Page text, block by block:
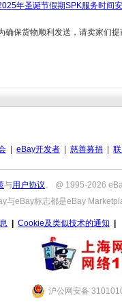
年圣诞节假期SPK服务时间
确保货物顺利发送，请卖家们
eBay开发者 慈善募捐
与用户协议。 @ 1995-2026
与eBay标志都是eBay
Cookie及类似技术的通知
沪公网安备